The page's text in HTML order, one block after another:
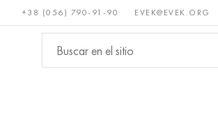
+38 (056) 790-91-90 EVEK@EVEK.ORG
Metales no
ferrosos
Aleación de